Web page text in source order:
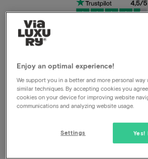
Conditions d'annulation très
Profitez instantanément de
Les membres VIP bénéficient
Enjoy an optimal experience!
We support you in a better and more personal way
similar techniques. By accepting cookies you
cookies on your device for improving website
communications and analyzing website usage.
Yes!
Settings